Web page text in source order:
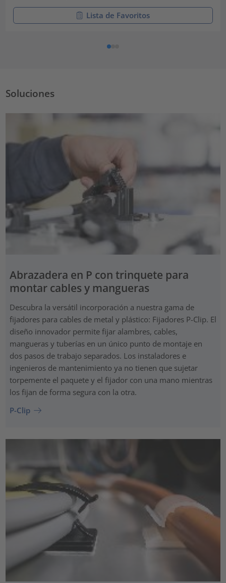
Lista de Favoritos
Soluciones
Abrazadera en P con trinquete para
montar cables y mangueras
Descubra la versátil incorporación a nuestra gama de
fijadores para cables de metal y plástico: Fijadores P-Clip. El
diseño innovador permite fijar alambres, cables,
mangueras y tuberías en un único punto de montaje en
dos pasos de trabajo separados. Los instaladores e
ingenieros de mantenimiento ya no tienen que sujetar
torpemente el paquete y el fijador con una mano mientras
los fijan de forma segura con la otra.
P-Clip